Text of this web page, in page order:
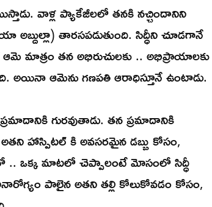
వాళ్ల ప్యాకేజీలలో తనకి నచ్చిందానిని
తారసపడుతుంది. సిద్ధీని చూడగానే
మాత్రం తన అభిరుచులకు .. అభిప్రాయాలకు
అయినా ఆమెను గణపతి ఆరాధిస్తూనే ఉంటాడు.
గురవుతాడు. తన ప్రమాదానికి
హాస్పిటల్ కి అవసరమైన డబ్బు కోసం,
.. ఒక్క మాటలో చెప్పాలంటే మోసంలో సిద్ధీ
పాలైన అతని తల్లి కోలుకోవడం కోసం,